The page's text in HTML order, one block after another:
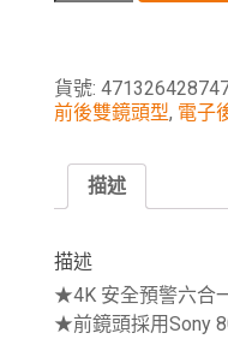
貨號:
前後雙鏡頭型, 電子
描述
描述
★4K 安全預警六合
★前鏡頭採用Sony